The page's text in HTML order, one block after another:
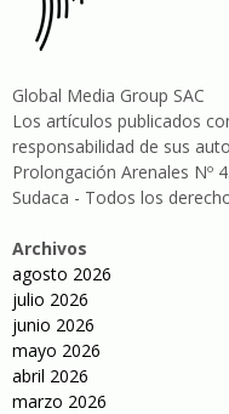
Global Media Group SAC
Los artículos publicados
responsabilidad de sus
Prolongación Arenales Nº
Sudaca - Todos los
Archivos
agosto 2026
julio 2026
junio 2026
mayo 2026
abril 2026
marzo 2026